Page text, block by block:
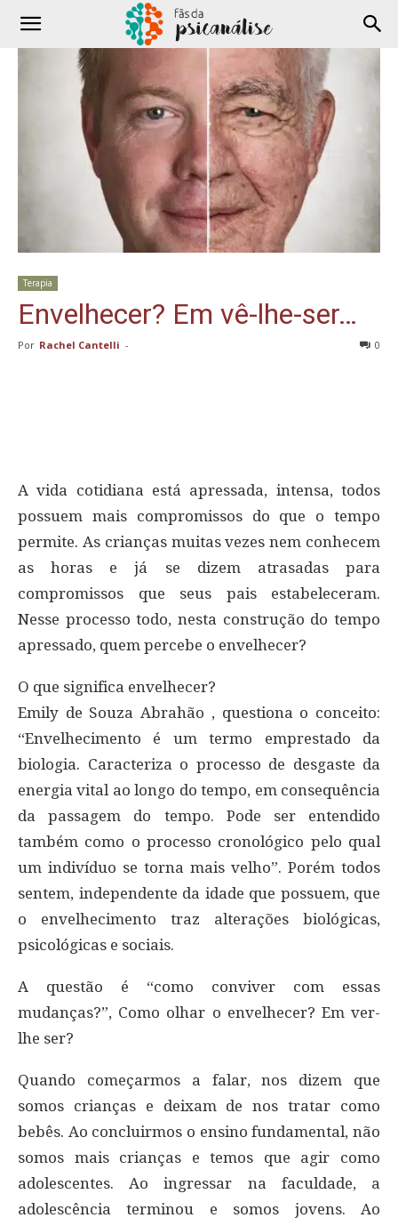
Terapia
Envelhecer? Em vê-lhe-ser…
Por Rachel Cantelli - 0
A vida cotidiana está apressada, intensa, todos
possuem mais compromissos do que o tempo
permite. As crianças muitas vezes nem conhecem
as horas e já se dizem atrasadas para
compromissos que seus pais estabeleceram.
Nesse processo todo, nesta construção do tempo
apressado, quem percebe o envelhecer?
O que significa envelhecer?
Emily de Souza Abrahão , questiona o conceito:
“Envelhecimento é um termo emprestado da
biologia. Caracteriza o processo de desgaste da
energia vital ao longo do tempo, em consequência
da passagem do tempo. Pode ser entendido
também como o processo cronológico pelo qual
um indivíduo se torna mais velho”. Porém todos
sentem, independente da idade que possuem, que
o envelhecimento traz alterações biológicas,
psicológicas e sociais.
A questão é “como conviver com essas
mudanças?”, Como olhar o envelhecer? Em ver-
lhe ser?
Quando começarmos a falar, nos dizem que
somos crianças e deixam de nos tratar como
bebês. Ao concluirmos o ensino fundamental, não
somos mais crianças e temos que agir como
adolescentes. Ao ingressar na faculdade, a
adolescência terminou e somos jovens. Ao